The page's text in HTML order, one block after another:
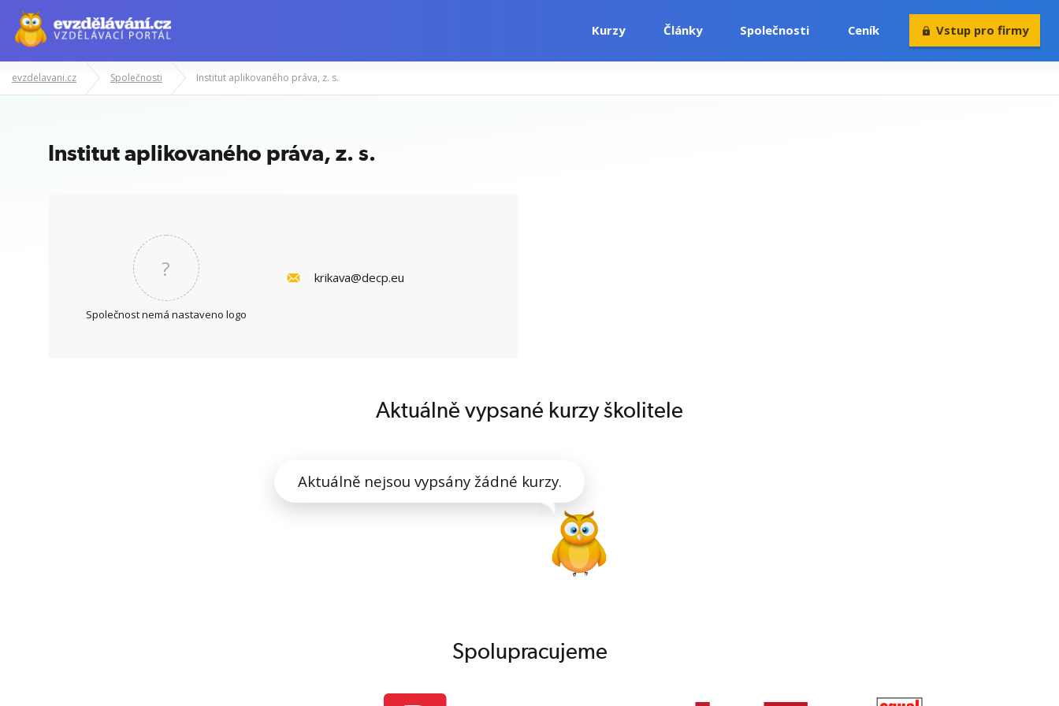
Kurzy Články Společnosti Ceník Vstup pro firmy
Manažerské kurzy Odborné znalosti
evzdelavani.cz Společnosti Institut aplikovaného práva, z. s.
Institut aplikovaného práva, z. s.
?
Společnost nemá nastaveno logo
krikava@decp.eu
Aktuálně vypsané kurzy školitele
Aktuálně nejsou vypsány žádné kurzy.
Spolupracujeme